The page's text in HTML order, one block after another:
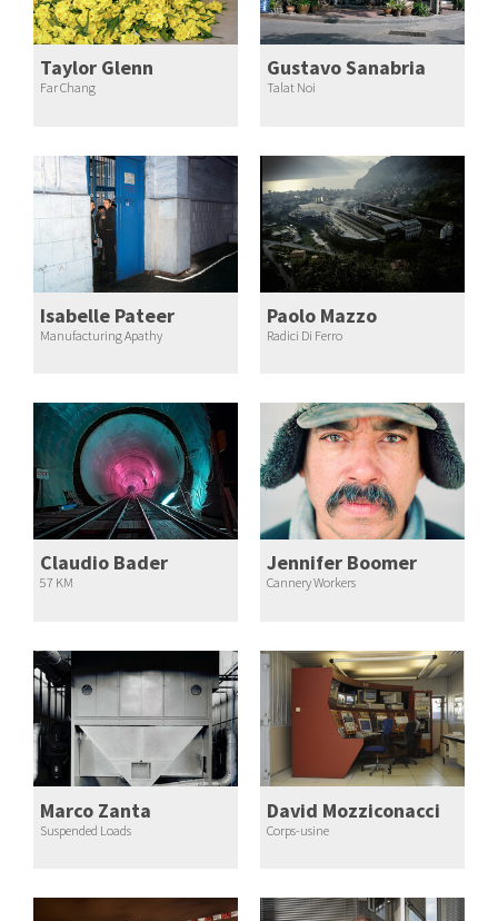
Taylor Glenn
Far Chang
Gustavo Sanabria
Talat Noi
Isabelle Pateer
Manufacturing Apathy
Paolo Mazzo
Radici Di Ferro
Claudio Bader
57 KM
Jennifer Boomer
Cannery Workers
Marco Zanta
Suspended Loads
David Mozziconacci
Corps-usine